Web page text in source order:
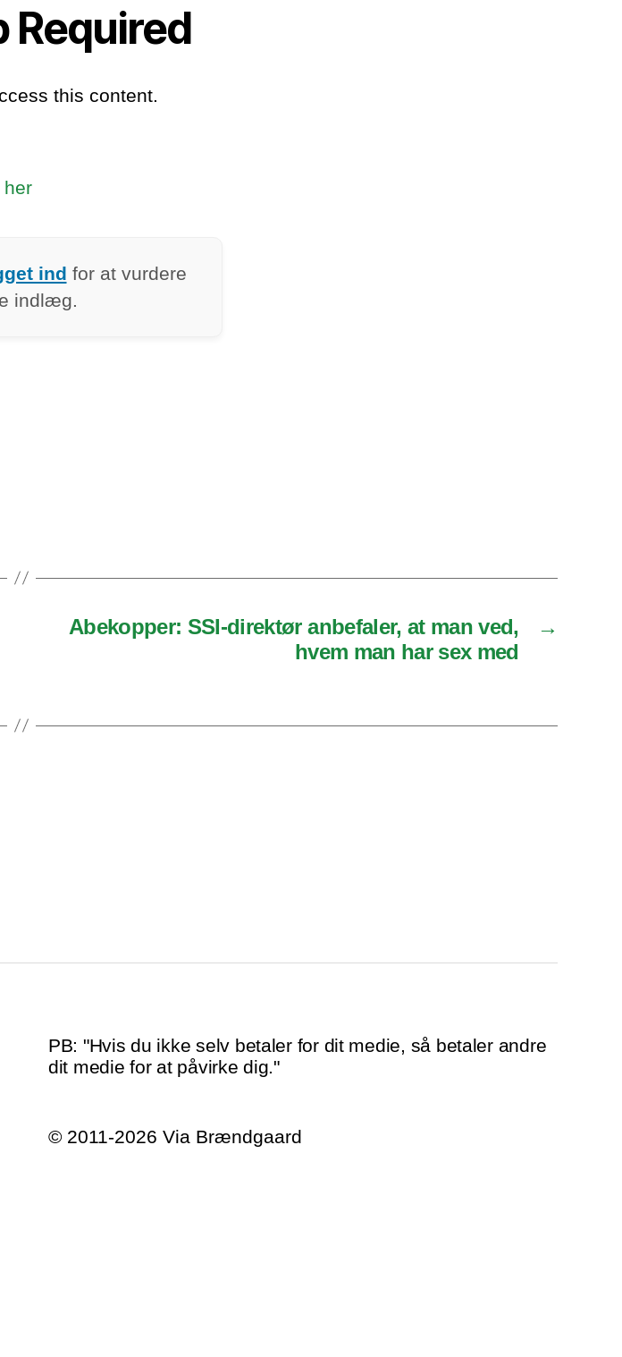
Required
this content.
her
ind for at vurdere
indlæg.
→
Abekopper: SSI-direktør anbefaler, at man ved,
hvem man har sex med
PB: "Hvis du ikke selv betaler for dit medie, så betaler andre
dit medie for at påvirke dig."
© 2011-2026 Via Brændgaard